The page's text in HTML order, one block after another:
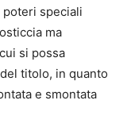
poteri speciali
ma
si possa
titolo, in quanto
e smontata